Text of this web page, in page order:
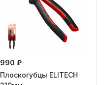
990 ₽
Плоскогубцы ELITECH